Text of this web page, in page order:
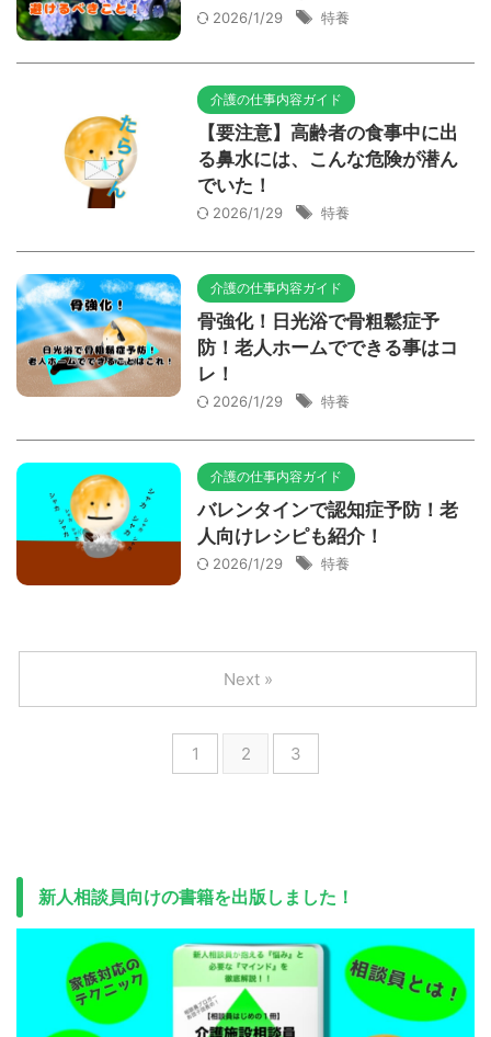
2026/1/29 特養
介護の仕事内容ガイド
【要注意】高齢者の食事中に出
る鼻水には、こんな危険が潜ん
でいた！
2026/1/29 特養
介護の仕事内容ガイド
骨強化！日光浴で骨粗鬆症予
防！老人ホームでできる事はコ
レ！
2026/1/29 特養
介護の仕事内容ガイド
バレンタインで認知症予防！老
人向けレシピも紹介！
2026/1/29 特養
1 2 3
Next »
新人相談員向けの書籍を出版しました！